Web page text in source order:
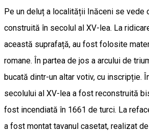
Pe un deluț a localității Inăceni se
construită în secolul al XV-lea. La
această suprafață, au fost folosite
romane. În partea de jos a arcului de
bucată dintr-un altar votiv, cu inscripție.
secolului al XV-lea a fost reconstruită
fost incendiată în 1661 de turci. La
a fost montat tavanul casetat, realizat